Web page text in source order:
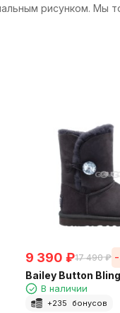
рисунком. Мы
9 390 ₽17 490 ₽
Bailey Button
В наличии
+235 бонусов